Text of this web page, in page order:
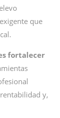
que
fortalecer
y,